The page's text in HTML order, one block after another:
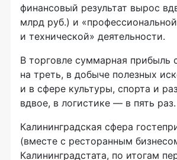
финансовый результат вырос
млрд руб.) и
и технической» деятельности.
В торговле суммарная прибыль
на треть, в добыче полезных
и в сфере культуры, спорта и
вдвое, в логистике — в пять раз.
Калининградская сфера
(вместе с ресторанным
Калининградстата, по итогам